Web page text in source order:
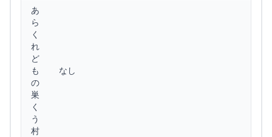
あ
ら
く
れ
ど
も
の
巣
く
う
村
なし